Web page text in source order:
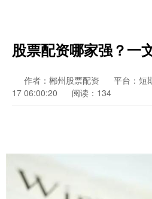
股票配资哪家强？一
作者：郴州股票配资 平台：短
17 06:00:20
阅读：134